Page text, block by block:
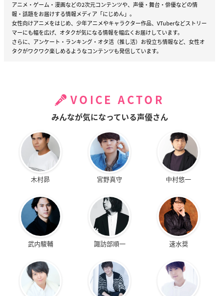
アニメ・ゲーム・漫画などの2次元コンテンツや、声優・舞台・俳優などの情
報・話題をお届けする情報メディア「にじめん」。
女性向けアニメをはじめ、少年アニメやキャラクター作品、VTuberなどストリー
マーにも幅を広げ、オタクが気になる情報を幅広くお届けしています。
さらに、アンケート・ランキング・オタ活（推し活）お役立ち情報など、女性オ
タクがワクワク楽しめるようなコンテンツも発信しています。
VOICE ACTOR
みんなが気になっている声優さん
木村昴 宮野真守 中村悠一
武内駿輔 諏訪部順一 速水奨